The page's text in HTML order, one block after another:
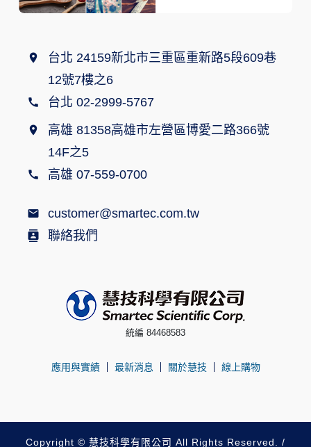
台北 24159新北市三重區重新路5段609巷
12號7樓之6
台北 02-2999-5767
高雄 81358高雄市左營區博愛二路366號
14F之5
高雄 07-559-0700
customer@smartec.com.tw
聯絡我們
統編 84468583
應用與實績 最新消息 關於慧技 線上購物
Copyright © 慧技科學有限公司 All Rights Reserved. /